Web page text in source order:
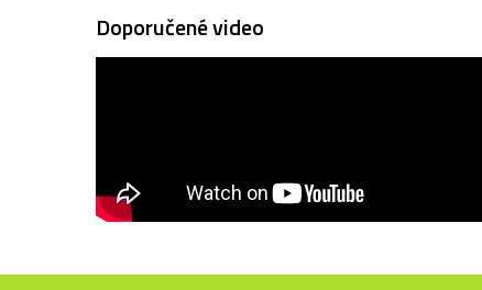
Doporučené video